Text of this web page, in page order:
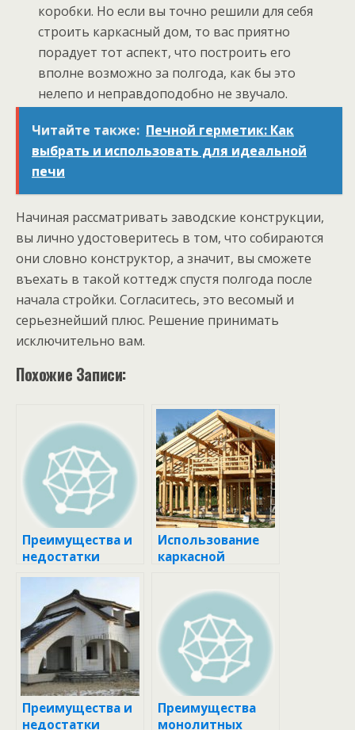
коробки. Но если вы точно решили для себя
строить каркасный дом, то вас приятно
порадует тот аспект, что построить его
вполне возможно за полгода, как бы это
нелепо и неправдоподобно не звучало.
Читайте также: Печной герметик: Как
выбрать и использовать для идеальной
печи
Начиная рассматривать заводские конструкции,
вы лично удостоверитесь в том, что собираются
они словно конструктор, а значит, вы сможете
въехать в такой коттедж спустя полгода после
начала стройки. Согласитесь, это весомый и
серьезнейший плюс. Решение принимать
исключительно вам.
Похожие Записи:
Преимущества и
недостатки
деревянных
Использование
каркасной
строительстве
домов и ее
преимущества
Преимущества и
недостатки
Преимущества
монолитных